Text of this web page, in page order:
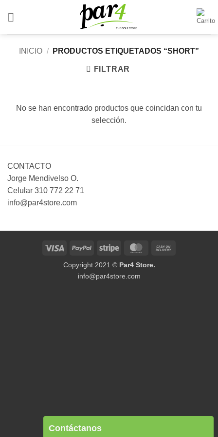
INICIO / PRODUCTOS ETIQUETADOS “SHORT”
FILTRAR
No se han encontrado productos que coincidan con tu
selección.
CONTACTO
Jorge Mendivelso O.
Celular 310 772 22 71
info@par4store.com
Visa PayPal Stripe MasterCard
Copyright 2021 © Par4 Store.
info@par4store.com
Contáctanos